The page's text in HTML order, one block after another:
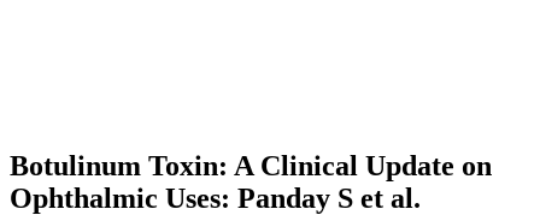
Botulinum Toxin: A Clinical Update on
Ophthalmic Uses: Panday S et al.